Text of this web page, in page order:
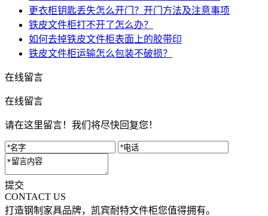
更衣柜钥匙丢失怎么开门？开门方法及注意事项
铁皮文件柜打不开了怎么办？
如何去掉铁皮文件柜表面上的胶带印
铁皮文件柜运输怎么包装不破损？
在线留言
在线留言
请在这里留言！我们将尽快回复您！
提交
CONTACT US
打造钢制家具品牌，凯宾耐特文件柜您值得拥有。